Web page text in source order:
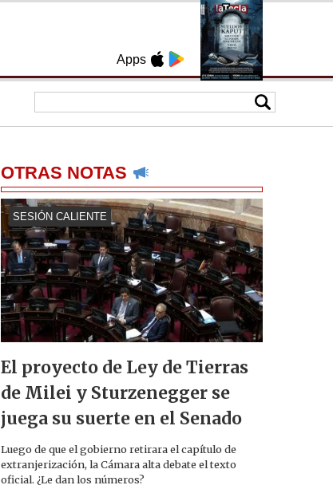
Apps
OTRAS NOTAS
SESIÓN CALIENTE
El proyecto de Ley de Tierras
de Milei y Sturzenegger se
juega su suerte en el Senado
Luego de que el gobierno retirara el capítulo de
extranjerización, la Cámara alta debate el texto
oficial. ¿Le dan los números?